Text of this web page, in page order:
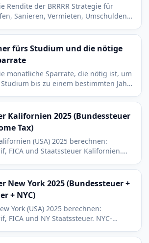
Rendite der BRRRR Strategie für
Sanieren, Vermieten, Umschulden,
fürs Studium und die nötige
monatliche Sparrate, die nötig ist, um
bis zu einem bestimmten Jahr
Kalifornien 2025 (Bundessteuer
Tax)
(USA) 2025 berechnen:
FICA und Staatssteuer Kalifornien.
New York 2025 (Bundessteuer +
+ NYC)
York (USA) 2025 berechnen:
FICA und NY Staatssteuer. NYC-